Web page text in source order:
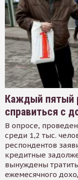
Каждый пятый
справиться с
В опросе,
среди 1,2 тыс.
респондентов
кредитные
вынуждены
ежемесячного